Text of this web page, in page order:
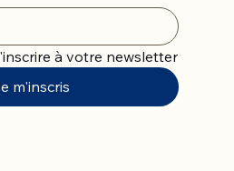
à votre newsletter
m'inscris